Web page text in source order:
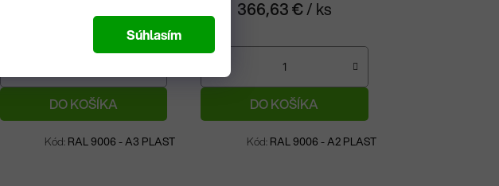
Súhlasím
DO KOŠÍKA
Na objednávku
Kód: RAL 9006 - A3 PLAST
366,63 €/ ks
DO KOŠÍKA
Na objednávku
Kód: RAL 9006 - A2 PLAST